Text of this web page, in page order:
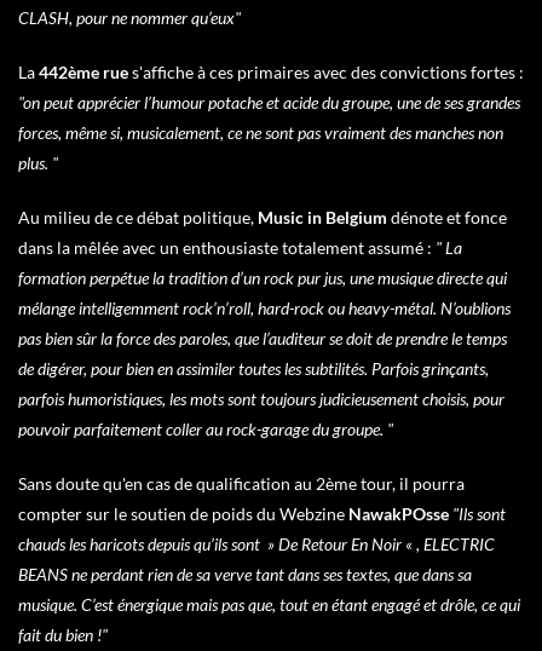
CLASH, pour ne nommer qu’eux"
La442ème rues'affiche à ces primaires avec des convictions fortes :
"on peut apprécier l’humour potache et acide du groupe, une de ses grandes
forces, même si, musicalement, ce ne sont pas vraiment des manches non
plus. "
Au milieu de ce débat politique, Music in Belgium dénote et fonce
dans la mêlée avec un enthousiaste totalement assumé : " La
formation perpétue la tradition d’un rock pur jus, une musique directe qui
mélange intelligemment rock’n’roll, hard-rock ou heavy-métal. N’oublions
pas bien sûr la force des paroles, que l’auditeur se doit de prendre le temps
de digérer, pour bien en assimiler toutes les subtilités. Parfois grinçants,
parfois humoristiques, les mots sont toujours judicieusement choisis, pour
pouvoir parfaitement coller au rock-garage du groupe. "
Sans doute qu'en cas de qualification au 2ème tour, il pourra
compter sur le soutien de poids du Webzine NawakPOsse "Ils sont
chauds les haricots depuis qu’ils sont » De Retour En Noir « , ELECTRIC
BEANS ne perdant rien de sa verve tant dans ses textes, que dans sa
musique. C’est énergique mais pas que, tout en étant engagé et drôle, ce qui
fait du bien !"